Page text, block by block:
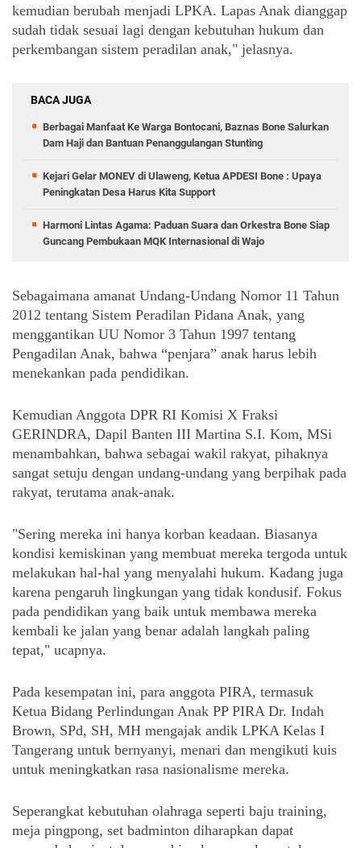
kemudian berubah menjadi LPKA. Lapas Anak dianggap
sudah tidak sesuai lagi dengan kebutuhan hukum dan
perkembangan sistem peradilan anak," jelasnya.
BACA JUGA
Berbagai Manfaat Ke Warga Bontocani, Baznas Bone Salurkan
Dam Haji dan Bantuan Penanggulangan Stunting
Kejari Gelar MONEV di Ulaweng, Ketua APDESI Bone : Upaya
Peningkatan Desa Harus Kita Support
Harmoni Lintas Agama: Paduan Suara dan Orkestra Bone Siap
Guncang Pembukaan MQK Internasional di Wajo
Sebagaimana amanat Undang-Undang Nomor 11 Tahun
2012 tentang Sistem Peradilan Pidana Anak, yang
menggantikan UU Nomor 3 Tahun 1997 tentang
Pengadilan Anak, bahwa “penjara” anak harus lebih
menekankan pada pendidikan.
Kemudian Anggota DPR RI Komisi X Fraksi
GERINDRA, Dapil Banten III Martina S.I. Kom, MSi
menambahkan, bahwa sebagai wakil rakyat, pihaknya
sangat setuju dengan undang-undang yang berpihak pada
rakyat, terutama anak-anak.
"Sering mereka ini hanya korban keadaan. Biasanya
kondisi kemiskinan yang membuat mereka tergoda untuk
melakukan hal-hal yang menyalahi hukum. Kadang juga
karena pengaruh lingkungan yang tidak kondusif. Fokus
pada pendidikan yang baik untuk membawa mereka
kembali ke jalan yang benar adalah langkah paling
tepat," ucapnya.
Pada kesempatan ini, para anggota PIRA, termasuk
Ketua Bidang Perlindungan Anak PP PIRA Dr. Indah
Brown, SPd, SH, MH mengajak andik LPKA Kelas I
Tangerang untuk bernyanyi, menari dan mengikuti kuis
untuk meningkatkan rasa nasionalisme mereka.
Seperangkat kebutuhan olahraga seperti baju training,
meja pingpong, set badminton diharapkan dapat